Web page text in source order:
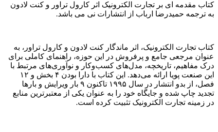
کتاب مقدمه‌ ای بر تجارت الکترونیک اثر کارول تراور و کنت لادون
به ترجمه حمیدرضا ارباب از انتشارات نی می باشد.
کتاب تجارت الکترونیک، اثر ماندگار کنت لادون و کارول تراور، به
عنوان مرجعی جامع و پرفروش در این حوزه، راهنمای کاملی برای
درک مفاهیم، تاریخچه، مدل‌های کسب‌وکار و نوآوری‌های مرتبط با
این صنعت پویا ارائه می‌دهد. این کتاب با دارا بودن ۴ بخش و ۱۲
فصل، از بدو انتشار در سال ۱۹۹۵ تاکنون ۹ بار ویرایش و بارها
تجدید چاپ شده و جایگاه خود را به عنوان یکی از معتبرترین منابع
در زمینه تجارت الکترونیک تثبیت کرده است.